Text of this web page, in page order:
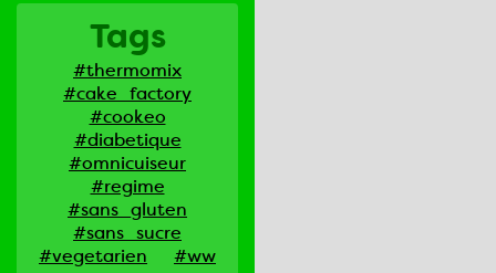
Tags
#thermomix
#cake_factory
#cookeo
#diabetique
#omnicuiseur
#regime
#sans_gluten
#sans_sucre
#vegetarien
#ww